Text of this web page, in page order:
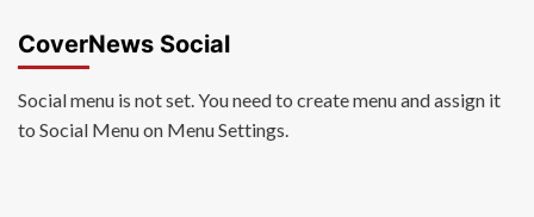
CoverNews Social
Social menu is not set. You need to create menu and assign it
to Social Menu on Menu Settings.